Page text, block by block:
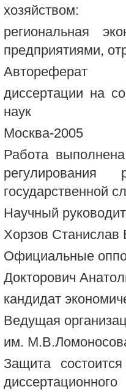
хозяйством:
региональная
предприятиями,
Автореферат
диссертации на
наук
Москва-2005
Работа
регулирования
государственной
Научный
Хорзов Станислав
Официальные
Докторович
кандидат
Ведущая
им.
Защита